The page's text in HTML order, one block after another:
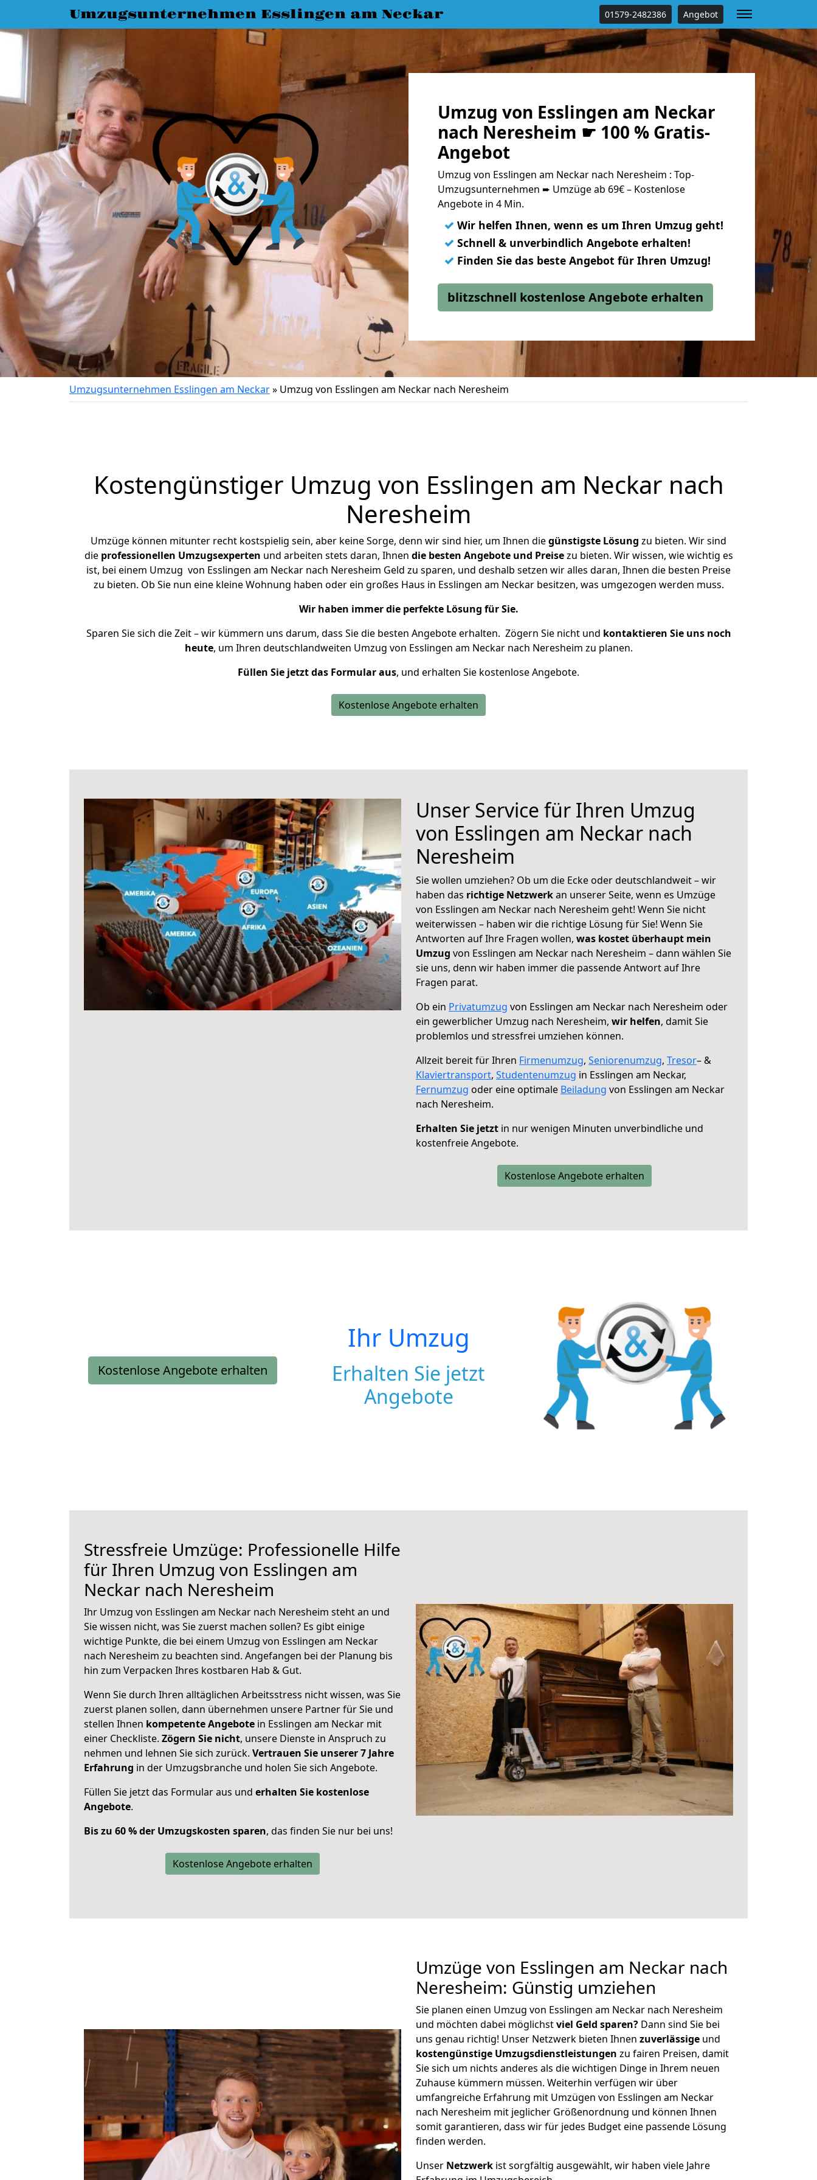
Umzugsunternehmen Esslingen am Neckar 01579-2482386 Angebot
Umzug von Esslingen am Neckar
nach Neresheim ☛ 100 % Gratis-
Angebot
Umzug von Esslingen am Neckar nach Neresheim : Top-
Umzugsunternehmen ➨ Umzüge ab 69€ – Kostenlose
Angebote in 4 Min.
✓ Wir helfen Ihnen, wenn es um Ihren Umzug geht!
✓ Schnell & unverbindlich Angebote erhalten!
✓ Finden Sie das beste Angebot für Ihren Umzug!
blitzschnell kostenlose Angebote erhalten
Umzugsunternehmen Esslingen am Neckar» Umzug von Esslingen am Neckar nach Neresheim
Kostengünstiger Umzug von Esslingen am Neckar nach
Neresheim
Umzüge können mitunter recht kostspielig sein, aber keine Sorge, denn wir sind hier, um Ihnen diegünstigste Lösung zu bieten. Wir sind
die professionellen Umzugsexperten und arbeiten stets daran, Ihnen die besten Angebote und Preisezu bieten. Wir wissen, wie wichtig es
ist, bei einem Umzug von Esslingen am Neckar nach Neresheim Geld zu sparen, und deshalb setzen wir alles daran, Ihnen die besten Preise
zu bieten. Ob Sie nun eine kleine Wohnung haben oder ein großes Haus in Esslingen am Neckar besitzen, was umgezogen werden muss.
Wir haben immer die perfekte Lösung für Sie.
Sparen Sie sich die Zeit – wir kümmern uns darum, dass Sie die besten Angebote erhalten. Zögern Sie nicht und kontaktieren Sie uns noch
heute, um Ihren deutschlandweiten Umzug von Esslingen am Neckar nach Neresheim zu planen.
Füllen Sie jetzt das Formular aus, und erhalten Sie kostenlose Angebote.
Kostenlose Angebote erhalten
Unser Service für Ihren Umzug
von Esslingen am Neckar nach
Neresheim
Sie wollen umziehen? Ob um die Ecke oder deutschlandweit – wir
haben das richtige Netzwerkan unserer Seite, wenn es Umzüge
von Esslingen am Neckar nach Neresheim geht! Wenn Sie nicht
weiterwissen – haben wir die richtige Lösung für Sie! Wenn Sie
Antworten auf Ihre Fragen wollen, was kostet überhaupt mein
Umzug von Esslingen am Neckar nach Neresheim – dann wählen Sie
sie uns, denn wir haben immer die passende Antwort auf Ihre
Fragen parat.
Ob ein Privatumzug von Esslingen am Neckar nach Neresheim oder
ein gewerblicher Umzug nach Neresheim, wir helfen, damit Sie
problemlos und stressfrei umziehen können.
Allzeit bereit für Ihren Firmenumzug, Seniorenumzug, Tresor– &
Klaviertransport, Studentenumzug in Esslingen am Neckar,
Fernumzug oder eine optimale Beiladung von Esslingen am Neckar
nach Neresheim.
Erhalten Sie jetzt in nur wenigen Minuten unverbindliche und
kostenfreie Angebote.
Kostenlose Angebote erhalten
Kostenlose Angebote erhalten
Ihr Umzug
Erhalten Sie jetzt
Angebote
Stressfreie Umzüge: Professionelle Hilfe
für Ihren Umzug von Esslingen am
Neckar nach Neresheim
Ihr Umzug von Esslingen am Neckar nach Neresheim steht an und
Sie wissen nicht, was Sie zuerst machen sollen? Es gibt einige
wichtige Punkte, die bei einem Umzug von Esslingen am Neckar
nach Neresheim zu beachten sind. Angefangen bei der Planung bis
hin zum Verpacken Ihres kostbaren Hab & Gut.
Wenn Sie durch Ihren alltäglichen Arbeitsstress nicht wissen, was Sie
zuerst planen sollen, dann übernehmen unsere Partner für Sie und
stellen Ihnen kompetente Angebote in Esslingen am Neckar mit
einer Checkliste. Zögern Sie nicht, unsere Dienste in Anspruch zu
nehmen und lehnen Sie sich zurück. Vertrauen Sie unserer 7 Jahre
Erfahrung in der Umzugsbranche und holen Sie sich Angebote.
Füllen Sie jetzt das Formular aus und erhalten Sie kostenlose
Angebote.
Bis zu 60 % der Umzugskosten sparen, das finden Sie nur bei uns!
Kostenlose Angebote erhalten
Umzüge von Esslingen am Neckar nach
Neresheim: Günstig umziehen
Sie planen einen Umzug von Esslingen am Neckar nach Neresheim
und möchten dabei möglichstviel Geld sparen? Dann sind Sie bei
uns genau richtig! Unser Netzwerk bieten Ihnen zuverlässige und
kostengünstige Umzugsdienstleistungen zu fairen Preisen, damit
Sie sich um nichts anderes als die wichtigen Dinge in Ihrem neuen
Zuhause kümmern müssen. Weiterhin verfügen wir über
umfangreiche Erfahrung mit Umzügen von Esslingen am Neckar
nach Neresheim mit jeglicher Größenordnung und können Ihnen
somit garantieren, dass wir für jedes Budget eine passende Lösung
finden werden.
Unser Netzwerk ist sorgfältig ausgewählt, wir haben viele Jahre